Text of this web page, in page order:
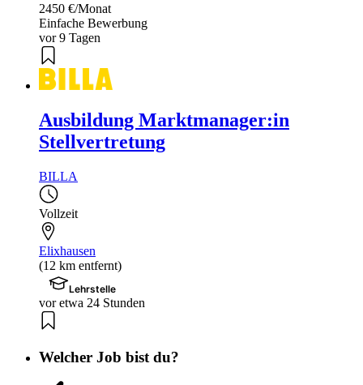
2450 €/Monat
Einfache Bewerbung
vor 9 Tagen
Ausbildung Marktmanager:in
Stellvertretung
BILLA
Vollzeit
Elixhausen
(12 km entfernt)
Lehrstelle
vor etwa 24 Stunden
Welcher Job bist du?